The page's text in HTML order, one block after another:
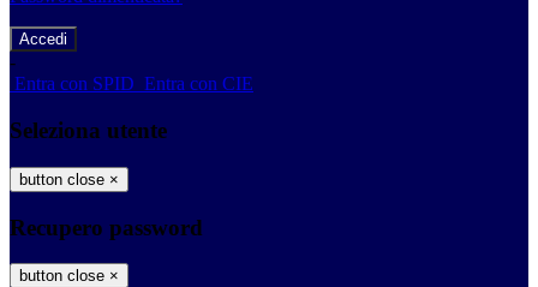
-
Entra con SPID Entra con CIE
Seleziona utente
button close ×
Recupero password
button close ×